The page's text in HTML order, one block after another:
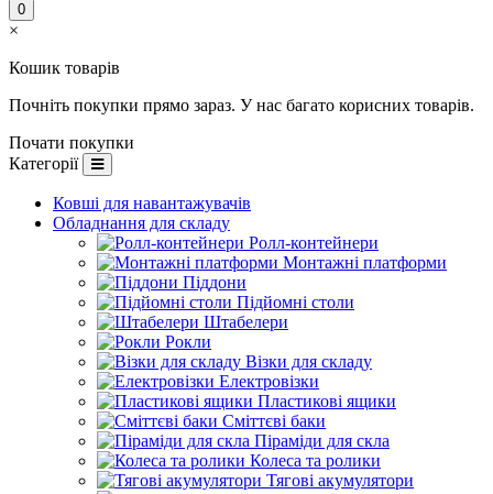
0
×
Кошик товарів
Почніть покупки прямо зараз. У нас багато корисних товарів.
Почати покупки
Категорії
Ковші для навантажувачів
Обладнання для складу
Ролл-контейнери
Монтажні платформи
Піддони
Підйомні столи
Штабелери
Рокли
Візки для складу
Електровізки
Пластикові ящики
Сміттєві баки
Піраміди для скла
Колеса та ролики
Тягові акумулятори